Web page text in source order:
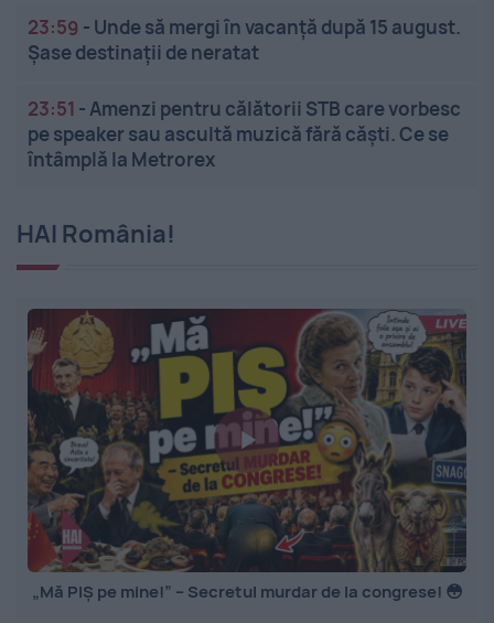
23:59 - Unde să mergi în vacanță după 15 august.
Șase destinații de neratat
23:51 -Amenzi pentru călătorii STB care vorbesc
pe speaker sau ascultă muzică fără căști. Ce se
întâmplă la Metrorex
HAI România!
„Mă PIȘ pe mine!” – Secretul murdar de la congrese! 😳